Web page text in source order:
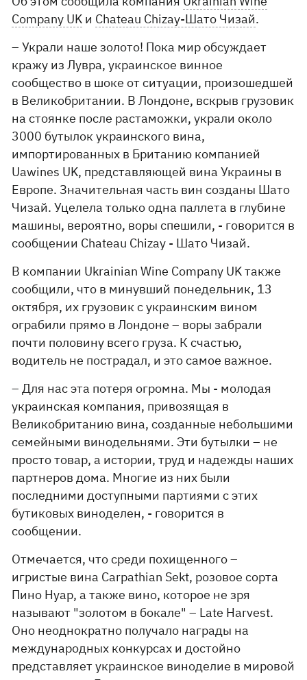
Company UK и Chateau Chizay-Шато Чизай.
– Украли наше золото! Пока мир обсуждает
кражу из Лувра, украинское винное
сообщество в шоке от ситуации, произошедшей
в Великобритании. В Лондоне, вскрыв грузовик
на стоянке после растаможки, украли около
3000 бутылок украинского вина,
импортированных в Британию компанией
Uawines UK, представляющей вина Украины в
Европе. Значительная часть вин созданы Шато
Чизай. Уцелела только одна паллета в глубине
машины, вероятно, воры спешили, - говорится в
сообщении Chateau Chizay - Шато Чизай.
В компании Ukrainian Wine Company UK также
сообщили, что в минувший понедельник, 13
октября, их грузовик с украинским вином
ограбили прямо в Лондоне – воры забрали
почти половину всего груза. К счастью,
водитель не пострадал, и это самое важное.
– Для нас эта потеря огромна. Мы - молодая
украинская компания, привозящая в
Великобританию вина, созданные небольшими
семейными винодельнями. Эти бутылки – не
просто товар, а истории, труд и надежды наших
партнеров дома. Многие из них были
последними доступными партиями с этих
бутиковых виноделен, - говорится в
сообщении.
Отмечается, что среди похищенного –
игристые вина Carpathian Sekt, розовое сорта
Пино Нуар, а также вино, которое не зря
называют "золотом в бокале" – Late Harvest.
Оно неоднократно получало награды на
международных конкурсах и достойно
представляет украинское виноделие в мировой